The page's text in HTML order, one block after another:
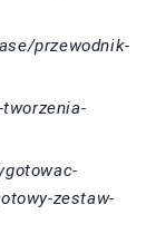
przewodnik-
zestaw-